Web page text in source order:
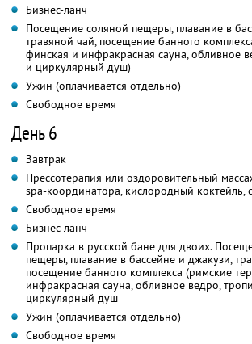
Бизнес-ланч
Посещение соляной пещеры, плавание в
травяной чай, посещение банного
финская и инфракрасная сауна, обливное
и циркулярный душ)
Ужин (оплачивается отдельно)
Свободное время
День 6
Завтрак
Прессотерапия или оздоровительный
spa-координатора, кислородный коктейль,
Свободное время
Бизнес-ланч
Пропарка в русской бане для двоих.
пещеры, плавание в бассейне и джакузи,
посещение банного комплекса (римские
инфракрасная сауна, обливное ведро,
циркулярный душ
Ужин (оплачивается отдельно)
Свободное время